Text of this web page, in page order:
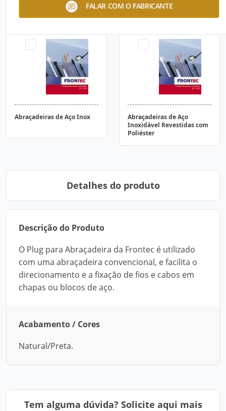
FALAR COM O FABRICANTE
Fixação
Abraçadeiras de Aço Inox
Abraçadeiras de Aço
Inoxidável Revestidas com
Poliéster
Detalhes do produto
Descrição do Produto
O Plug para Abraçadeira da Frontec é utilizado
com uma abraçadeira convencional, e facilita o
direcionamento e a fixação de fios e cabos em
chapas ou blocos de aço.
Acabamento / Cores
Natural/Preta.
Tem alguma dúvida? Solicite aqui mais